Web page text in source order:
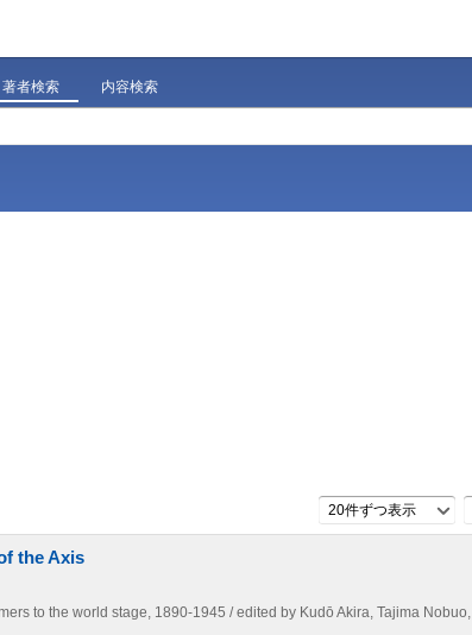
著者検索 内容検索
20件ずつ表示
the Axis
to the world stage, 1890-1945 / edited by Kudō Akira, Tajima Nobuo,